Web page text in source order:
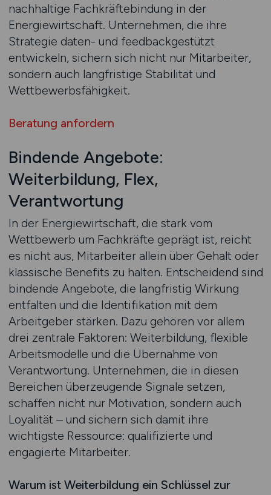
nachhaltige Fachkräftebindung in der
Energiewirtschaft. Unternehmen, die ihre
Strategie daten- und feedbackgestützt
entwickeln, sichern sich nicht nur Mitarbeiter,
sondern auch langfristige Stabilität und
Wettbewerbsfähigkeit.
Beratung anfordern
Bindende Angebote:
Weiterbildung, Flex,
Verantwortung
In der Energiewirtschaft, die stark vom
Wettbewerb um Fachkräfte geprägt ist, reicht
es nicht aus, Mitarbeiter allein über Gehalt oder
klassische Benefits zu halten. Entscheidend sind
bindende Angebote, die langfristig Wirkung
entfalten und die Identifikation mit dem
Arbeitgeber stärken. Dazu gehören vor allem
drei zentrale Faktoren: Weiterbildung, flexible
Arbeitsmodelle und die Übernahme von
Verantwortung. Unternehmen, die in diesen
Bereichen überzeugende Signale setzen,
schaffen nicht nur Motivation, sondern auch
Loyalität – und sichern sich damit ihre
wichtigste Ressource: qualifizierte und
engagierte Mitarbeiter.
Warum ist Weiterbildung ein Schlüssel zur